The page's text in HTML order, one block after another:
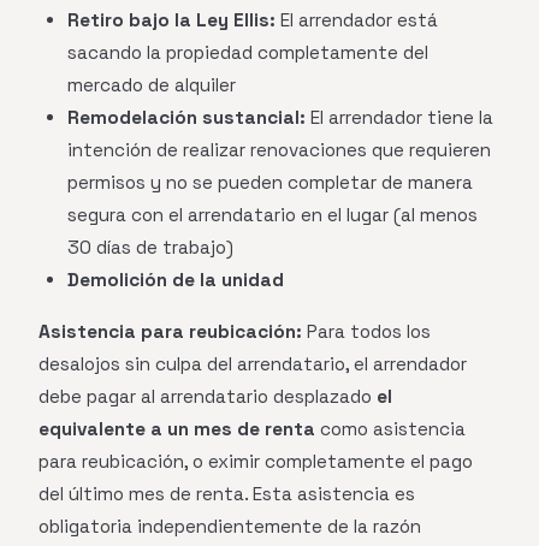
Retiro bajo la Ley Ellis: El arrendador está
sacando la propiedad completamente del
mercado de alquiler
Remodelación sustancial: El arrendador tiene la
intención de realizar renovaciones que requieren
permisos y no se pueden completar de manera
segura con el arrendatario en el lugar (al menos
30 días de trabajo)
Demolición de la unidad
Asistencia para reubicación: Para todos los
desalojos sin culpa del arrendatario, el arrendador
debe pagar al arrendatario desplazado el
equivalente a un mes de renta como asistencia
para reubicación, o eximir completamente el pago
del último mes de renta. Esta asistencia es
obligatoria independientemente de la razón